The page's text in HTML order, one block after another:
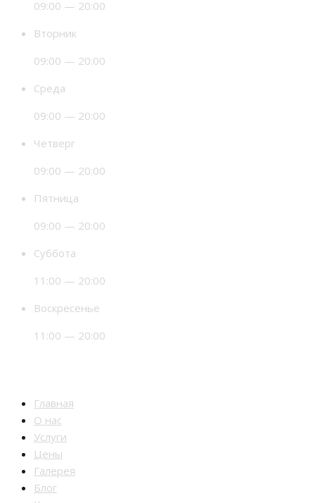
09:00 — 20:00
Вторник
09:00 — 20:00
Среда
09:00 — 20:00
Четверг
09:00 — 20:00
Пятница
09:00 — 20:00
Суббота
11:00 — 20:00
Воскресенье
11:00 — 20:00
Главная
О нас
Услуги
Цены
Галерея
Блог